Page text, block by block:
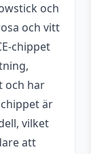
och
och vitt
chippet
och har
är
vilket
att